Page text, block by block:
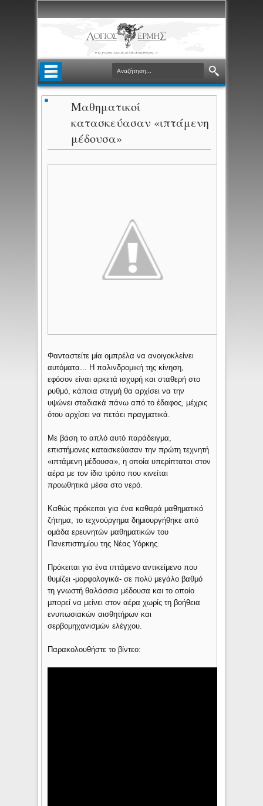
Μαθηματικοί
κατασκεύασαν «ιπτάμενη
μέδουσα»
Φανταστείτε μία ομπρέλα να ανοιγοκλείνει
αυτόματα... Η παλινδρομική της κίνηση,
εφόσον είναι αρκετά ισχυρή και σταθερή στο
ρυθμό, κάποια στιγμή θα αρχίσει να την
υψώνει σταδιακά πάνω από το έδαφος, μέχρις
ότου αρχίσει να πετάει πραγματικά.
Με βάση το απλό αυτό παράδειγμα,
επιστήμονες κατασκεύασαν την πρώτη τεχνητή
«ιπτάμενη μέδουσα», η οποία υπερίπταται στον
αέρα με τον ίδιο τρόπο που κινείται
προωθητικά μέσα στο νερό.
Καθώς πρόκειται για ένα καθαρά μαθηματικό
ζήτημα, το τεχνούργημα δημιουργήθηκε από
ομάδα ερευνητών μαθηματικών του
Πανεπιστημίου της Νέας Υόρκης.
Πρόκειται για ένα ιπτάμενο αντικείμενο που
θυμίζει -μορφολογικά- σε πολύ μεγάλο βαθμό
τη γνωστή θαλάσσια μέδουσα και το οποίο
μπορεί να μείνει στον αέρα χωρίς τη βοήθεια
ενυπωσιακών αισθητήρων και
σερβομηχανισμών ελέγχου.
Παρακολουθήστε το βίντεο: